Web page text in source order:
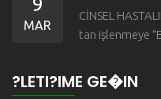
9
MAR
CİNSEL
tan işlenmeye
?LETI?IME GE�IN